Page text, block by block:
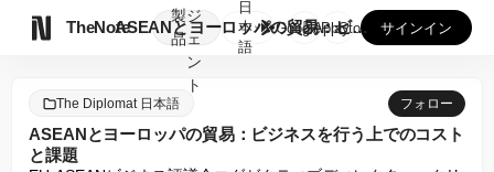
TheNote
製
品
ジ
ェ
ン
ト
ASEANとヨーロッパの貿易：ビジネスを行う上でのコストと課...
日
本
語
GooglePlay
AppStore サインイン
The Diplomat 日本語 フォロー
ASEANとヨーロッパの貿易：ビジネスを行う上でのコスト
と課題